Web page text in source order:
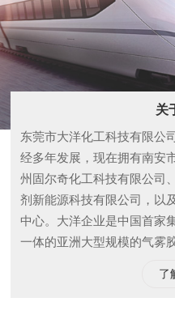
关
东莞市大洋化工科技有限公
经多年发展，现在拥有南安
州固尔奇化工科技有限公司
剂新能源科技有限公司，以
中心。大洋企业是中国首家
一体的亚洲大型规模的气雾
了